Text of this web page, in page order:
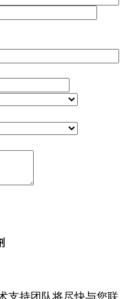
支持团队将尽快与您联